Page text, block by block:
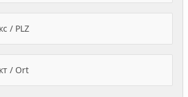
/ PLZ
/ Ort